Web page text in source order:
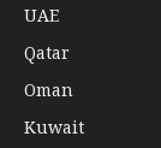
UAE
Qatar
Oman
Kuwait